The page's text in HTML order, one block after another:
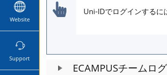
Website
Support
Uni-IDでログインするに
ECAMPUSチームロ